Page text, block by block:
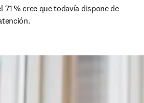
71 % cree que todavía dispone de